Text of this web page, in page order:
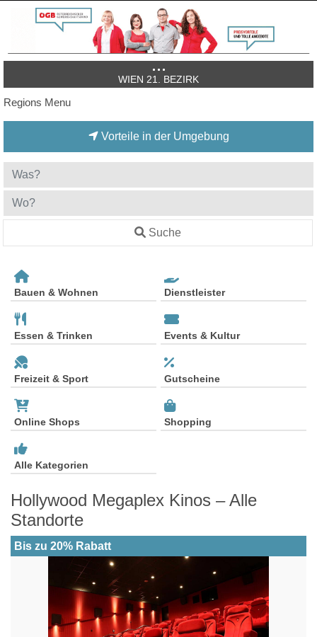
WIEN 21. BEZIRK
Regions Menu
Vorteile in der Umgebung
Suche
Bauen & Wohnen Dienstleister
Essen & Trinken Events & Kultur
Freizeit & Sport Gutscheine
Online Shops Shopping
Alle Kategorien
Hollywood Megaplex Kinos – Alle
Standorte
Bis zu 20% Rabatt